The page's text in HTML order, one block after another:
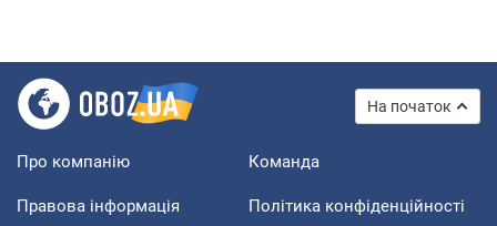
На початок
Про компанію Команда
Правова інформація Політика конфіденційності